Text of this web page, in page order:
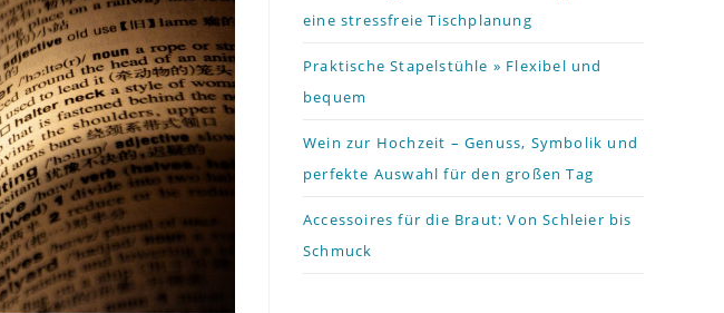
eine stressfreie Tischplanung
Praktische Stapelstühle » Flexibel und
bequem
Wein zur Hochzeit – Genuss, Symbolik und
perfekte Auswahl für den großen Tag
Accessoires für die Braut: Von Schleier bis
Schmuck